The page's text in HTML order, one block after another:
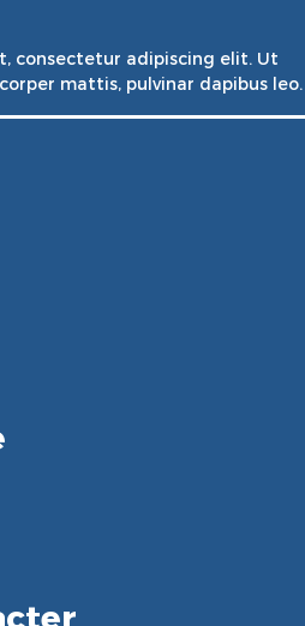
consectetur adipiscing elit. Ut
mattis, pulvinar dapibus leo.